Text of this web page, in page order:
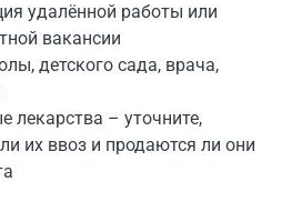
удалённой работы или
вакансии
детского сада, врача,
лекарства – уточните,
их ввоз и продаются ли они